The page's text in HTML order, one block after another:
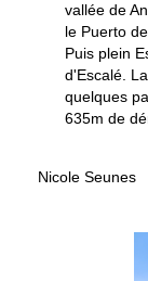
vallée de
le Puerto
Puis plein
d'Escalé.
quelques
635m de
Nicole Seunes